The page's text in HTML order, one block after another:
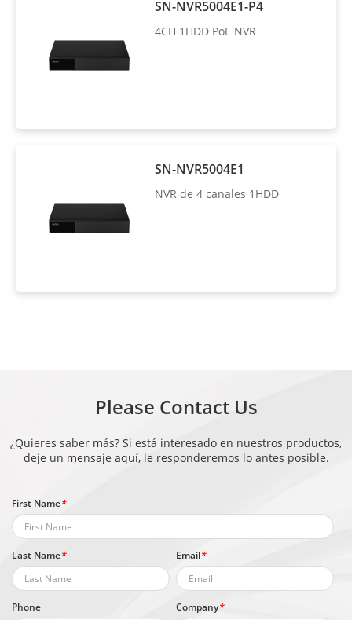
SN-NVR5004E1-P4
4CH 1HDD PoE NVR
SN-NVR5004E1
NVR de 4 canales 1HDD
Please Contact Us
¿Quieres saber más? Si está interesado en nuestros productos,
deje un mensaje aquí, le responderemos lo antes posible.
First Name*
Last Name* Email*
Phone Company*